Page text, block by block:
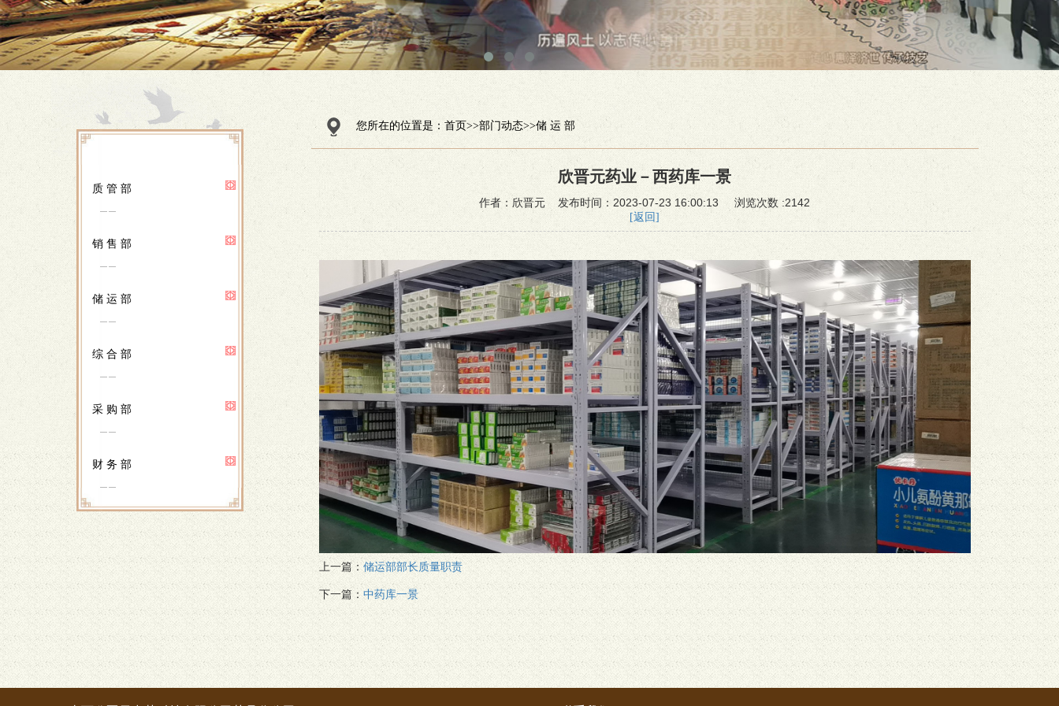
质 管 部
销 售 部
储 运 部
综 合 部
采 购 部
财 务 部
您所在的位置是： 首页>>部门动态>>储 运 部
欣晋元药业－西药库一景
作者：欣晋元 发布时间：2023-07-23 16:00:13 浏览次数 :2142
[返回]
上一篇：储运部部长质量职责
下一篇： 中药库一景